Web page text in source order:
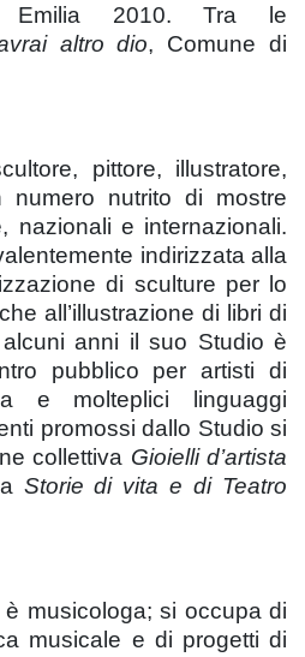
Emilia 2010. Tra le
altro dio, Comune di
pittore, illustratore,
nutrito di mostre
nazionali e internazionali.
indirizzata alla
di sculture per lo
all’illustrazione di libri di
anni il suo Studio è
pubblico per artisti di
e molteplici linguaggi
promossi dallo Studio si
collettiva Gioielli d’artista
Storie di vita e di Teatro
è musicologa; si occupa di
musicale e di progetti di